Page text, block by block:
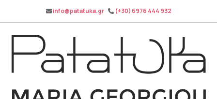
info@patatuka.gr (+30) 6976 444 932